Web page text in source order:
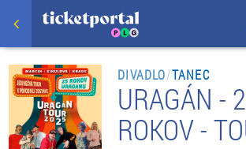
DIVADLO/TANEC
URAGÁN -
ROKOV -